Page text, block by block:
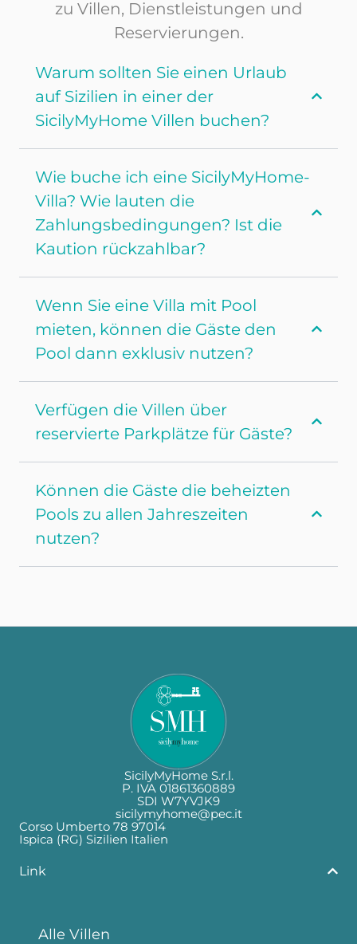
zu Villen, Dienstleistungen und
Reservierungen.
Warum sollten Sie einen Urlaub
auf Sizilien in einer der
SicilyMyHome Villen buchen?
Wie buche ich eine SicilyMyHome-
Villa? Wie lauten die
Zahlungsbedingungen? Ist die
Kaution rückzahlbar?
Wenn Sie eine Villa mit Pool
mieten, können die Gäste den
Pool dann exklusiv nutzen?
Verfügen die Villen über
reservierte Parkplätze für Gäste?
Können die Gäste die beheizten
Pools zu allen Jahreszeiten
nutzen?
SicilyMyHome S.r.l.
P. IVA 01861360889
SDI W7YVJK9
sicilymyhome@pec.it
Corso Umberto 78 97014
Ispica (RG) Sizilien Italien
Link
Alle Villen